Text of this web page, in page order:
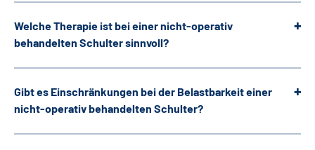
Welche Therapie ist bei einer nicht-operativ
behandelten Schulter sinnvoll?
Gibt es Einschränkungen bei der Belastbarkeit einer
nicht-operativ behandelten Schulter?